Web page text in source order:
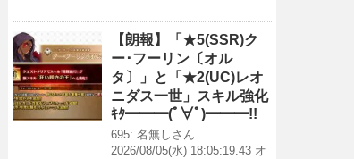
【朗報】「★5(SSR)ク
ー･フーリン〔オル
タ〕」と「★2(UC)レオ
ニダス一世」スキル強化
ｷﾀ━━━(ﾟ∀ﾟ)━━━!!
695: 名無しさん
2026/08/05(水) 18:05:19.43 オ